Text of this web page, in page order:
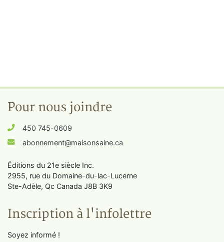
Pour nous joindre
450 745-0609
abonnement@maisonsaine.ca
Éditions du 21e siècle Inc.
2955, rue du Domaine-du-lac-Lucerne
Ste-Adèle, Qc Canada J8B 3K9
Inscription à l'infolettre
Soyez informé !